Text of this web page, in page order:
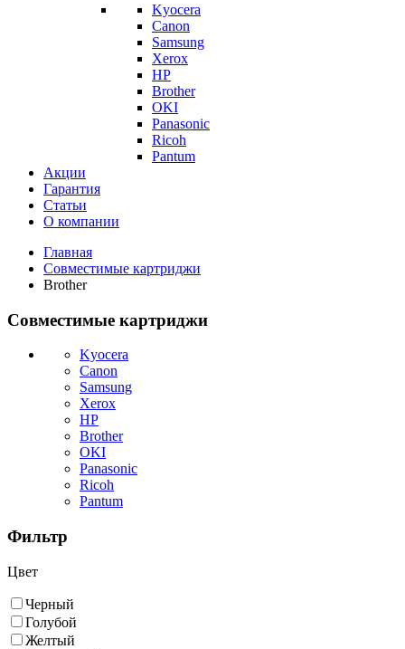
Kyocera
Canon
Samsung
Xerox
HP
Brother
OKI
Panasonic
Ricoh
Pantum
Акции
Гарантия
Статьи
О компании
Главная
Совместимые картриджи
Brother
Совместимые картриджи
Kyocera
Canon
Samsung
Xerox
HP
Brother
OKI
Panasonic
Ricoh
Pantum
Фильтр
Цвет
Черный
Голубой
Желтый